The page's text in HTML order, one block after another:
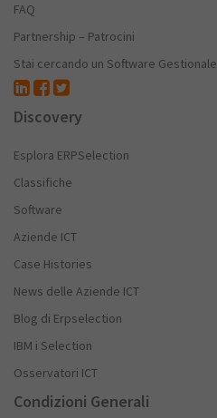
FAQ
Partnership – Patrocini
Stai cercando un Software Gestionale
Discovery
Esplora ERPSelection
Classifiche
Software
Aziende ICT
Case Histories
News delle Aziende ICT
Blog di Erpselection
IBM i Selection
Osservatori ICT
Condizioni Generali